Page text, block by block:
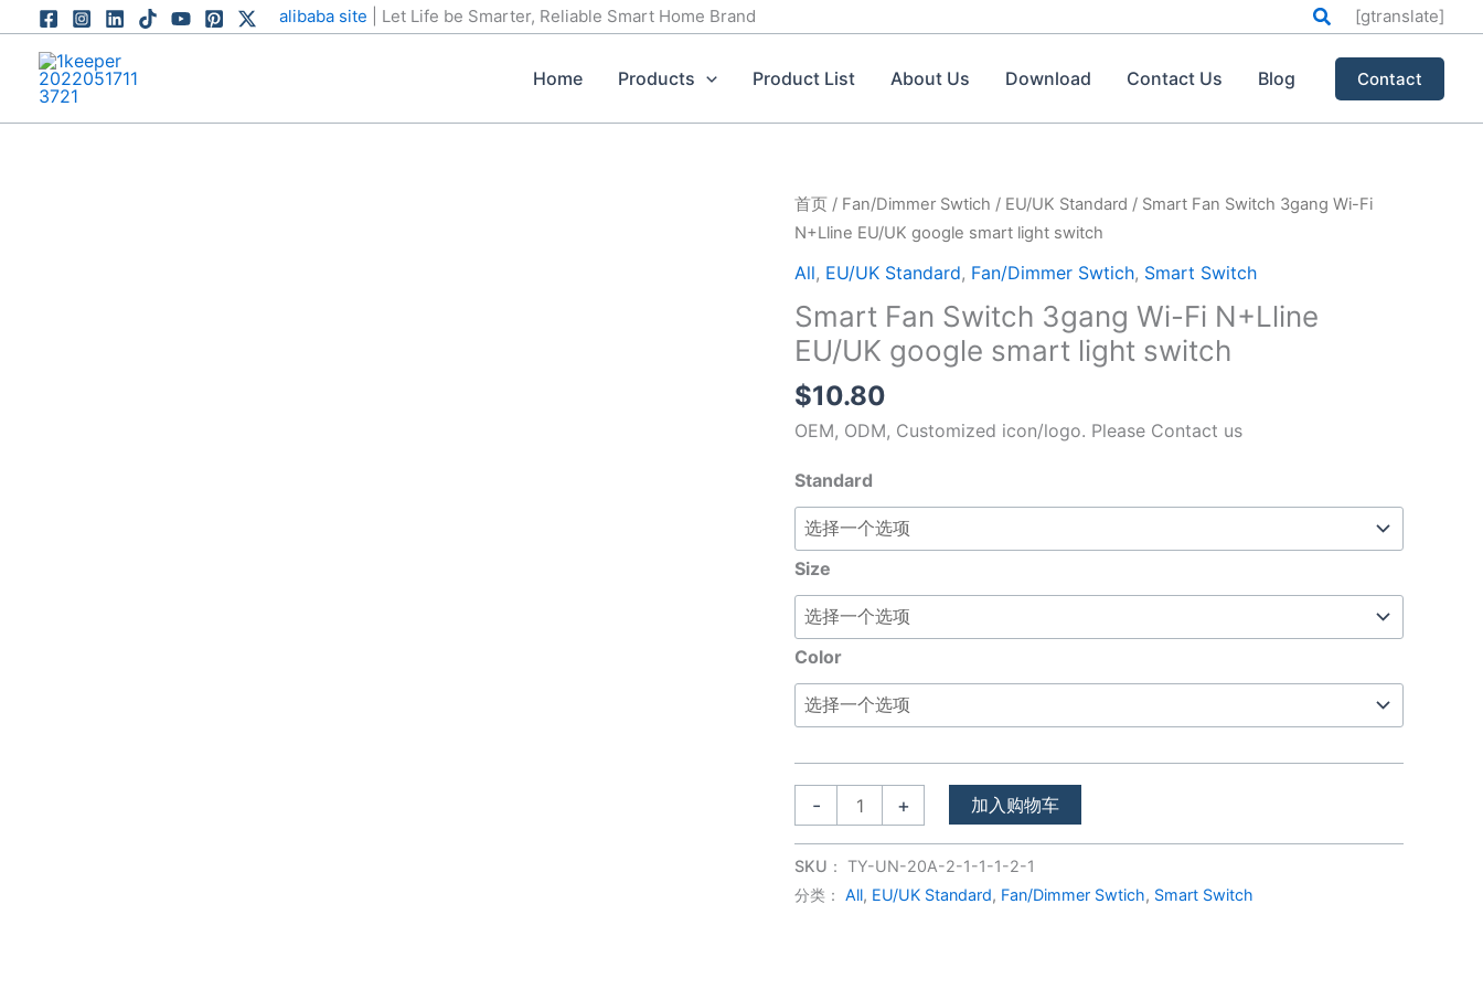
alibaba site | Let Life be Smarter, Reliable Smart Home Brand
搜
索
[gtranslate]
Home Products Product List About Us Download Contact Us Blog Contact
首页 / Fan/Dimmer Swtich / EU/UK Standard / Smart Fan Switch 3gang Wi-Fi
N+Lline EU/UK google smart light switch
All, EU/UK Standard, Fan/Dimmer Swtich, Smart Switch
Smart Fan Switch 3gang Wi-Fi N+Lline
EU/UK google smart light switch
$10.80
OEM, ODM, Customized icon/logo. Please Contact us
Standard
Size
Color
-
Smart
Fan
Switch
3gang
Wi-
Fi
EU/UK
google
light
switch
数
量
+ 加入购物车
SKU： TY-UN-20A-2-1-1-1-2-1
分类： All, EU/UK Standard, Fan/Dimmer Swtich, Smart Switch